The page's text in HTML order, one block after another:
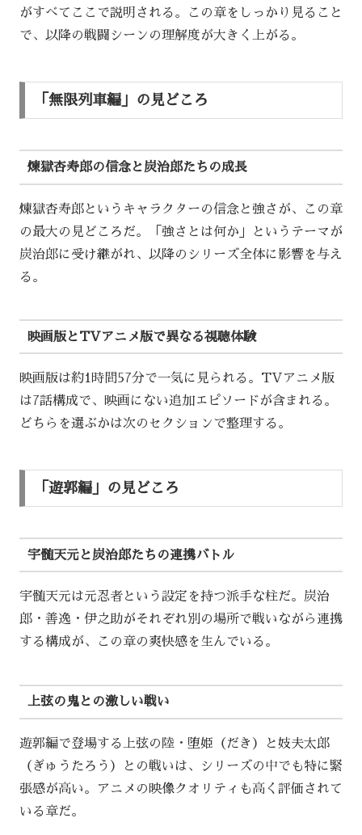
がすべてここで説明される。この章をしっかり見ること
で、以降の戦闘シーンの理解度が大きく上がる。
「無限列車編」の見どころ
煉獄杏寿郎の信念と炭治郎たちの成長
煉獄杏寿郎というキャラクターの信念と強さが、この章
の最大の見どころだ。「強さとは何か」というテーマが
炭治郎に受け継がれ、以降のシリーズ全体に影響を与え
る。
映画版とTVアニメ版で異なる視聴体験
映画版は約1時間57分で一気に見られる。TVアニメ版
は7話構成で、映画にない追加エピソードが含まれる。
どちらを選ぶかは次のセクションで整理する。
「遊郭編」の見どころ
宇髄天元と炭治郎たちの連携バトル
宇髄天元は元忍者という設定を持つ派手な柱だ。炭治
郎・善逸・伊之助がそれぞれ別の場所で戦いながら連携
する構成が、この章の爽快感を生んでいる。
上弦の鬼との激しい戦い
遊郭編で登場する上弦の陸・堕姫（だき）と妓夫太郎
（ぎゅうたろう）との戦いは、シリーズの中でも特に緊
張感が高い。アニメの映像クオリティも高く評価されて
いる章だ。